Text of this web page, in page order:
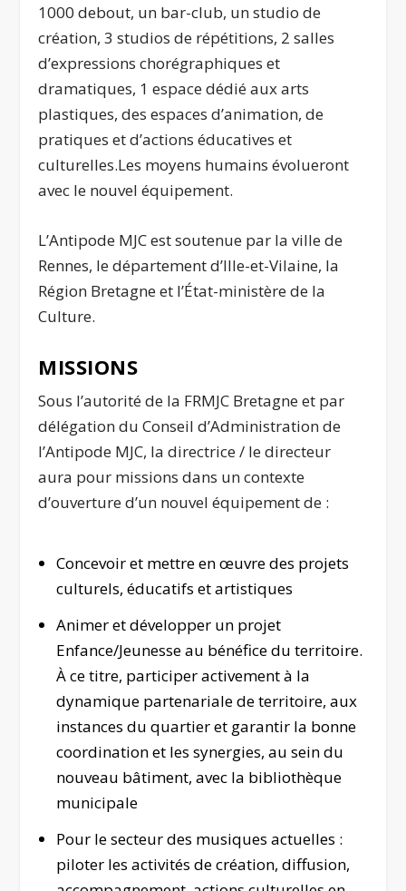
1000 debout, un bar-club, un studio de
création, 3 studios de répétitions, 2 salles
d’expressions chorégraphiques et
dramatiques, 1 espace dédié aux arts
plastiques, des espaces d’animation, de
pratiques et d’actions éducatives et
culturelles.Les moyens humains évolueront
avec le nouvel équipement.
L’Antipode MJC est soutenue par la ville de
Rennes, le département d’Ille-et-Vilaine, la
Région Bretagne et l’État-ministère de la
Culture.
MISSIONS
Sous l’autorité de la FRMJC Bretagne et par
délégation du Conseil d’Administration de
l’Antipode MJC, la directrice / le directeur
aura pour missions dans un contexte
d’ouverture d’un nouvel équipement de :
Concevoir et mettre en œuvre des projets
culturels, éducatifs et artistiques
Animer et développer un projet
Enfance/Jeunesse au bénéfice du territoire.
À ce titre, participer activement à la
dynamique partenariale de territoire, aux
instances du quartier et garantir la bonne
coordination et les synergies, au sein du
nouveau bâtiment, avec la bibliothèque
municipale
Pour le secteur des musiques actuelles :
piloter les activités de création, diffusion,